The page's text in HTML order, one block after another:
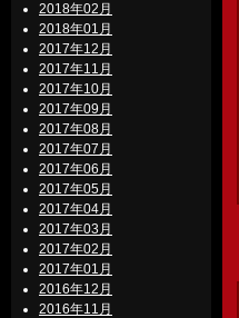
2018年02月
2018年01月
2017年12月
2017年11月
2017年10月
2017年09月
2017年08月
2017年07月
2017年06月
2017年05月
2017年04月
2017年03月
2017年02月
2017年01月
2016年12月
2016年11月